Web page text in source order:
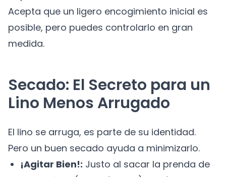
Acepta que un ligero encogimiento inicial es
posible, pero puedes controlarlo en gran
medida.
Secado: El Secreto para un
Lino Menos Arrugado
El lino se arruga, es parte de su identidad.
Pero un buen secado ayuda a minimizarlo.
¡Agitar Bien!: Justo al sacar la prenda de